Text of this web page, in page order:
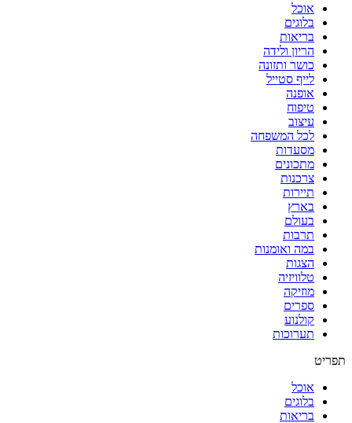
אוכל
בלוגים
בריאות
הריון ולידה
כושר ותזונה
לייף סטייל
אופנה
טיפוח
עיצוב
לכל המשפחה
מסעדות
מתכונים
צרכנות
תיירות
בארץ
בעולם
תרבות
במה ואומנות
הצגות
טלוויזיה
מוזיקה
ספרים
קולנוע
תערוכות
תפריט
אוכל
בלוגים
בריאות